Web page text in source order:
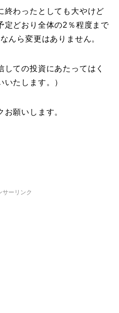
終わったとしても大やけど
定どおり全体の2％程度まで
んら変更はありません。
しての投資にあたってはく
たします。）
願いします。
サーリンク